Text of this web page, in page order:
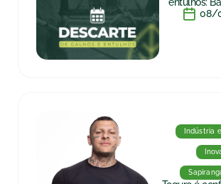
08/
Indústria